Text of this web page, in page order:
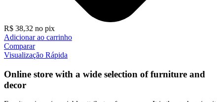
R$ 38,32 no pix
Adicionar ao carrinho
Comparar
Visualização Rápida
Online store with a wide selection of furniture and
decor